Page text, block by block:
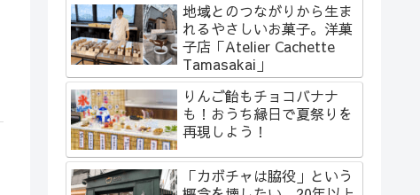
地域とのつながりから生ま
れるやさしいお菓子。洋菓
子店「Atelier Cachette
Tamasakai」
りんご飴もチョコバナナ
も！おうち縁日で夏祭りを
再現しよう！
「カボチャは脇役」という